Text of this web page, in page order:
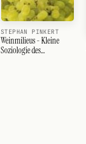
STEPHAN PINKERT
Weinmilieus - Kleine
Soziologie des